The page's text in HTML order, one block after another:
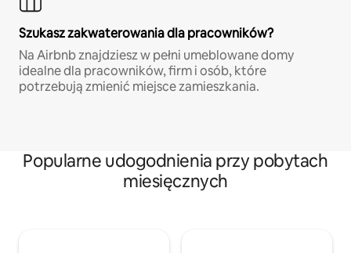
Szukasz zakwaterowania dla pracowników?
Na Airbnb znajdziesz w pełni umeblowane domy
idealne dla pracowników, firm i osób, które
potrzebują zmienić miejsce zamieszkania.
Popularne udogodnienia przy pobytach
miesięcznych